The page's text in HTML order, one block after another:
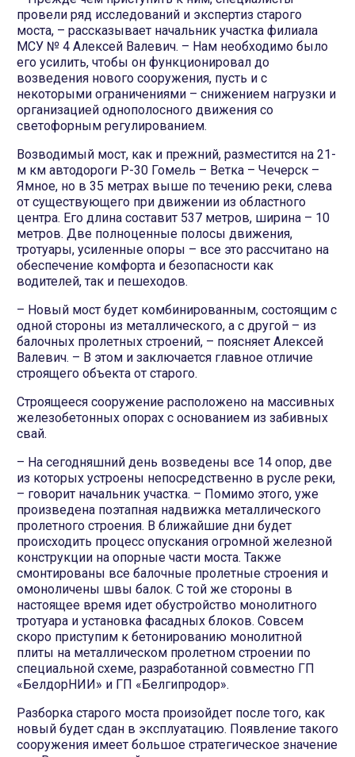
провели ряд исследований и экспертиз старого
моста, – рассказывает начальник участка филиала
МСУ № 4 Алексей Валевич. – Нам необходимо было
его усилить, чтобы он функционировал до
возведения нового сооружения, пусть и с
некоторыми ограничениями – снижением нагрузки и
организацией однополосного движения со
светофорным регулированием.
Возводимый мост, как и прежний, разместится на 21-
м км автодороги Р-30 Гомель – Ветка – Чечерск –
Ямное, но в 35 метрах выше по течению реки, слева
от существующего при движении из областного
центра. Его длина составит 537 метров, ширина – 10
метров. Две полноценные полосы движения,
тротуары, усиленные опоры – все это рассчитано на
обеспечение комфорта и безопасности как
водителей, так и пешеходов.
– Новый мост будет комбинированным, состоящим с
одной стороны из металлического, а с другой – из
балочных пролетных строений, – поясняет Алексей
Валевич. – В этом и заключается главное отличие
строящего объекта от старого.
Строящееся сооружение расположено на массивных
железобетонных опорах с основанием из забивных
свай.
– На сегодняшний день возведены все 14 опор, две
из которых устроены непосредственно в русле реки,
– говорит начальник участка. – Помимо этого, уже
произведена поэтапная надвижка металлического
пролетного строения. В ближайшие дни будет
происходить процесс опускания огромной железной
конструкции на опорные части моста. Также
смонтированы все балочные пролетные строения и
омоноличены швы балок. С той же стороны в
настоящее время идет обустройство монолитного
тротуара и установка фасадных блоков. Совсем
скоро приступим к бетонированию монолитной
плиты на металлическом пролетном строении по
специальной схеме, разработанной совместно ГП
«БелдорНИИ» и ГП «Белгипродор».
Разборка старого моста произойдет после того, как
новый будет сдан в эксплуатацию. Появление такого
сооружения имеет большое стратегическое значение